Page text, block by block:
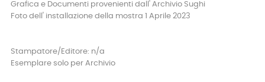
Grafica e Documenti provenienti dall' Archivio Sughi
Foto dell' installazione della mostra 1 Aprile 2023
Stampatore/Editore: n/a
Esemplare solo per Archivio